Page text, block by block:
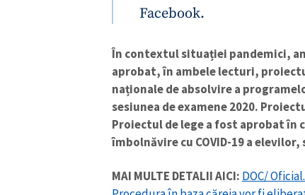
Facebook.
În contextul situației pandemici,
aprobat, în ambele lecturi,
naționale de absolvire a
sesiunea de examene 2020.
Proiectul de lege a fost aprobat
îmbolnăvire cu COVID-19 a
MAI MULTE DETALII AICI: DOC/